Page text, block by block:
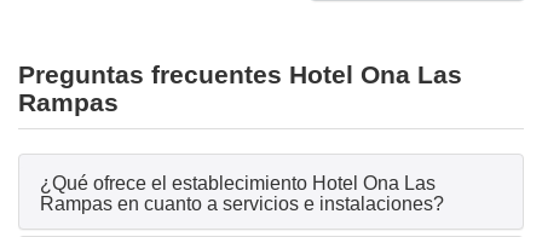
Preguntas frecuentes Hotel Ona Las
Rampas
¿Qué ofrece el establecimiento Hotel Ona Las
Rampas en cuanto a servicios e instalaciones?